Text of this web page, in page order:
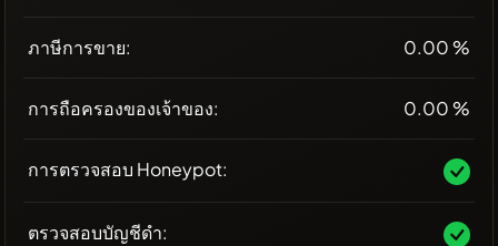
ภาษีการขาย: 0.00 %
การถือครองของเจ้าของ: 0.00 %
การตรวจสอบ Honeypot:
ตรวจสอบบัญชีดำ: